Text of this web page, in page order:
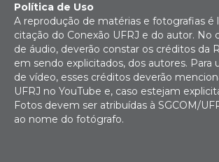
Política de Uso
A reprodução de matérias e fotografias é
citação do Conexão UFRJ e do autor. No
de áudio, deverão constar os créditos da
em sendo explicitados, dos autores. Para
de vídeo, esses créditos deverão
UFRJ no YouTube e, caso estejam
Fotos devem ser atribuídas à SGCOM/
ao nome do fotógrafo.